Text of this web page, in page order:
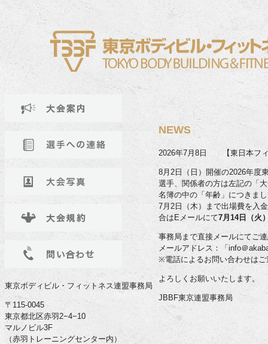
東京ボディビル・フィットネス連盟事務局
〒115-0045
東京都北区赤羽2−4−10
マルノビル3F
（赤羽トレーニングセンター内）
NEWS
2026年7月8日 【東日本フィ
8月2日（日）開催の2026年度
選手、関係者の方は左記の「
名簿の中の「年齢」につきま
7月2日（木）まで出場費を入
合はEメールにて7月14日（火
事務局まで直接メールにてご
メールアドレス：「info＠
※電話によるお問い合わせは
よろしくお願いいたします。
JBBF東京連盟事務局